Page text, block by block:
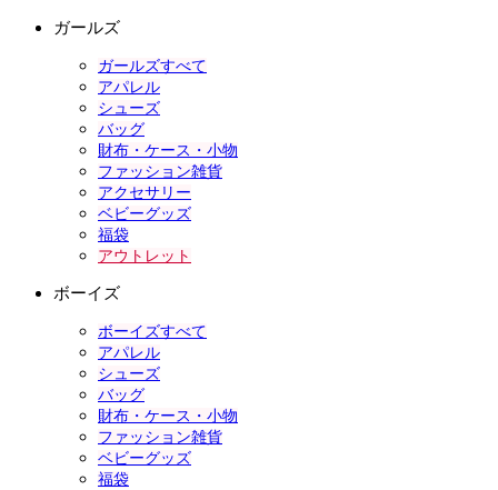
ガールズ
ガールズすべて
アパレル
シューズ
バッグ
財布・ケース・小物
ファッション雑貨
アクセサリー
ベビーグッズ
福袋
アウトレット
ボーイズ
ボーイズすべて
アパレル
シューズ
バッグ
財布・ケース・小物
ファッション雑貨
ベビーグッズ
福袋